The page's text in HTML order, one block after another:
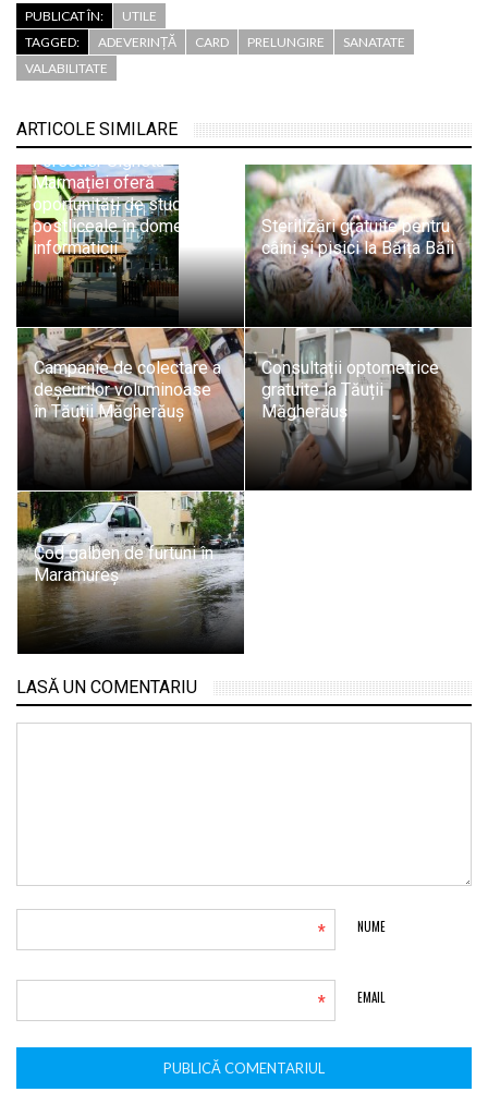
PUBLICAT ÎN:
UTILE
TAGGED:
ADEVERINȚĂ CARD PRELUNGIRE
SANATATE
VALABILITATE
ARTICOLE SIMILARE
Liceul Tehnologic
Forestier Sighetu
Marmației oferă
oportunități de studii
postliceale în domeniul
informaticii
Sterilizări gratuite pentru
câini și pisici la Băița Băii
Campanie de colectare a
deșeurilor voluminoase
în Tăuții Măgherăuș
Consultații optometrice
gratuite la Tăuții
Măgherăuș
Cod galben de furtuni în
Maramureș
LASĂ UN COMENTARIU
NUME
*
EMAIL
*